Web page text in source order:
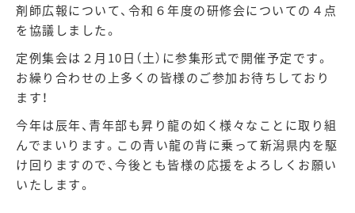
剤師広報について、令和６年度の研修会についての４点
を協議しました。
定例集会は２月10日（土）に参集形式で開催予定です。
お繰り合わせの上多くの皆様のご参加お待ちしており
ます！
今年は辰年、青年部も昇り龍の如く様々なことに取り組
んでまいります。この青い龍の背に乗って新潟県内を駆
け回りますので、今後とも皆様の応援をよろしくお願い
いたします。